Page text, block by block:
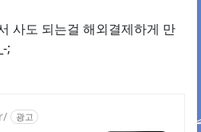
사도 되는걸 해외결제하게 만
;
광고